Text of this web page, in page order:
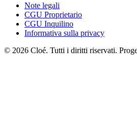
Note legali
CGU Proprietario
CGU Inquilino
Informativa sulla privacy
© 2026 Cloé. Tutti i diritti riservati.